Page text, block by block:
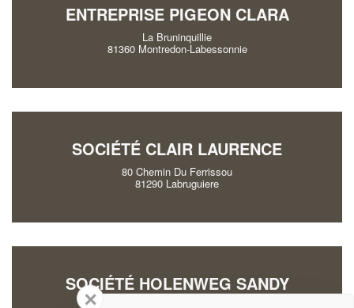
ENTREPRISE PIGEON CLARA
La Bruninquillie
81360 Montredon-Labessonnie
SOCIÉTÉ CLAIR LAURENCE
80 Chemin Du Ferrissou
81290 Labruguiere
SOCIÉTÉ HOLENWEG SANDY
✕